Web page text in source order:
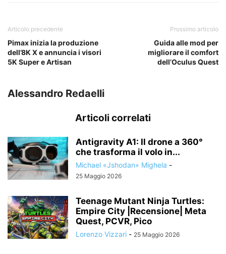
Articolo precedente
Pimax inizia la produzione
dell’8K X e annuncia i visori
5K Super e Artisan
Prossimo articolo
Guida alle mod per
migliorare il comfort
dell’Oculus Quest
Alessandro Redaelli
Articoli correlati
Antigravity A1: Il drone a 360°
che trasforma il volo in...
Michael «Jshodan» Mighela -
25 Maggio 2026
Teenage Mutant Ninja Turtles:
Empire City |Recensione| Meta
Quest, PCVR, Pico
Lorenzo Vizzari - 25 Maggio 2026